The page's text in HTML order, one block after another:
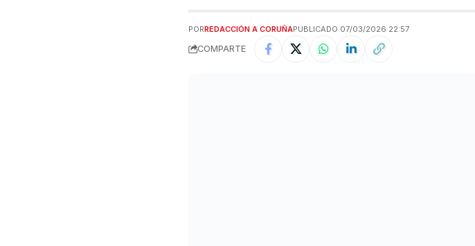
PORREDACCIÓN A CORUÑAPUBLICADO 07/03/2026 22:57
COMPARTE